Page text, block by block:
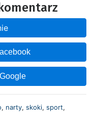
, narty, skoki, sport,